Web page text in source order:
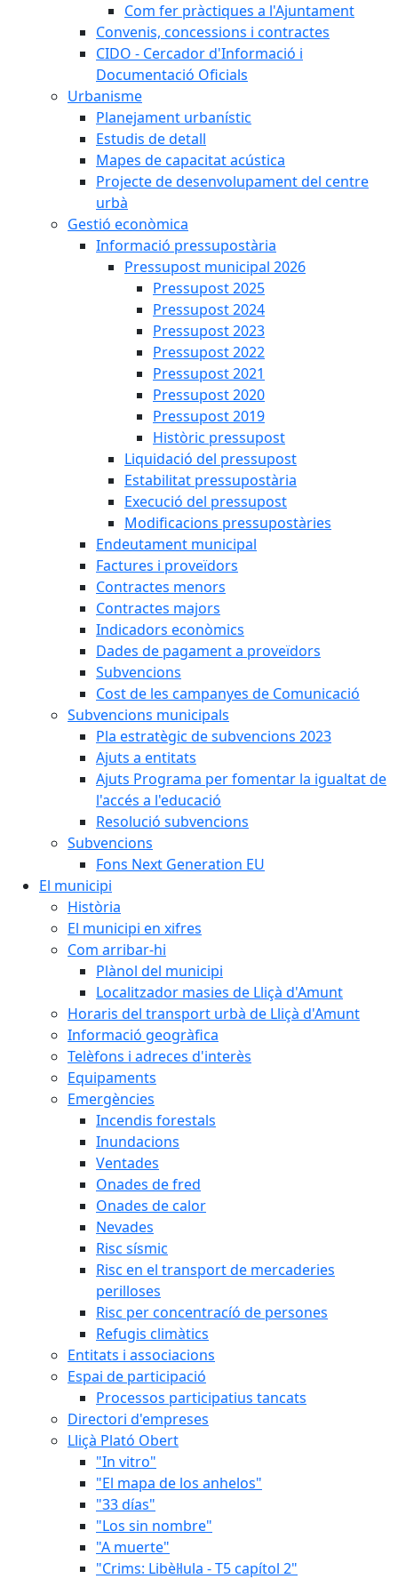
Com fer pràctiques a l'Ajuntament
Convenis, concessions i contractes
CIDO - Cercador d'Informació i
Documentació Oficials
Urbanisme
Planejament urbanístic
Estudis de detall
Mapes de capacitat acústica
Projecte de desenvolupament del centre
urbà
Gestió econòmica
Informació pressupostària
Pressupost municipal 2026
Pressupost 2025
Pressupost 2024
Pressupost 2023
Pressupost 2022
Pressupost 2021
Pressupost 2020
Pressupost 2019
Històric pressupost
Liquidació del pressupost
Estabilitat pressupostària
Execució del pressupost
Modificacions pressupostàries
Endeutament municipal
Factures i proveïdors
Contractes menors
Contractes majors
Indicadors econòmics
Dades de pagament a proveïdors
Subvencions
Cost de les campanyes de Comunicació
Subvencions municipals
Pla estratègic de subvencions 2023
Ajuts a entitats
Ajuts Programa per fomentar la igualtat de
l'accés a l'educació
Resolució subvencions
Subvencions
Fons Next Generation EU
El municipi
Història
El municipi en xifres
Com arribar-hi
Plànol del municipi
Localitzador masies de Lliçà d'Amunt
Horaris del transport urbà de Lliçà d'Amunt
Informació geogràfica
Telèfons i adreces d'interès
Equipaments
Emergències
Incendis forestals
Inundacions
Ventades
Onades de fred
Onades de calor
Nevades
Risc sísmic
Risc en el transport de mercaderies
perilloses
Risc per concentracíó de persones
Refugis climàtics
Entitats i associacions
Espai de participació
Processos participatius tancats
Directori d'empreses
Lliçà Plató Obert
"In vitro"
"El mapa de los anhelos"
"33 días"
"Los sin nombre"
"A muerte"
"Crims: Libèl·lula - T5 capítol 2"